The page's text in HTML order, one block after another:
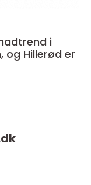
i
og Hillerød er
dk